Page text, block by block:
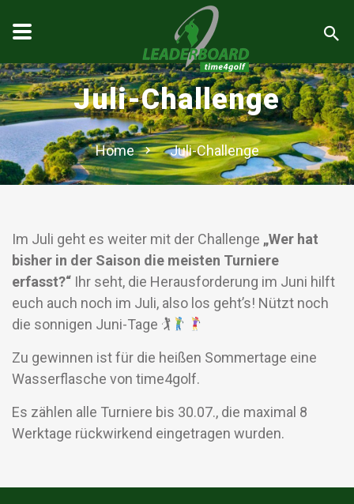
Juli-Challenge
Home Juli-Challenge
Im Juli geht es weiter mit der Challenge „Wer hat
bisher in der Saison die meisten Turniere
erfasst?“ Ihr seht, die Herausforderung im Juni hilft
euch auch noch im Juli, also los geht’s! Nützt noch
die sonnigen Juni-Tage 🏌
Zu gewinnen ist für die heißen Sommertage eine
Wasserflasche von time4golf.
Es zählen alle Turniere bis 30.07., die maximal 8
Werktage rückwirkend eingetragen wurden.